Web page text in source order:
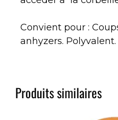
Convient pour :
anhyzers. Polyvalent.
Produits similaires